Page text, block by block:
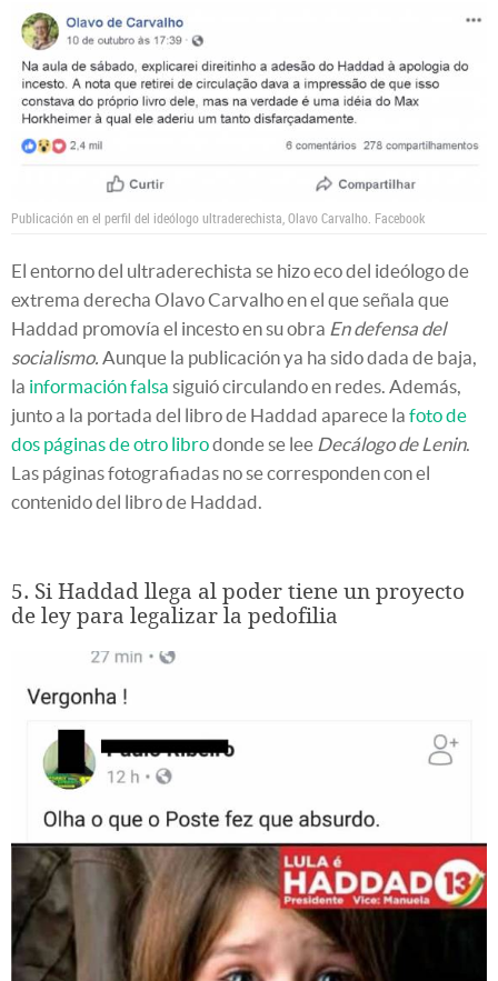
Publicación en el perfil del ideólogo ultraderechista, Olavo Carvalho. Facebook
El entorno del ultraderechista se hizo eco del ideólogo de
extrema derecha Olavo Carvalho en el que señala que
Haddad promovía el incesto en su obra En defensa del
socialismo. Aunque la publicación ya ha sido dada de baja,
la información falsa siguió circulando en redes. Además,
junto a la portada del libro de Haddad aparece la foto de
dos páginas de otro librodonde se lee Decálogo de Lenin.
Las páginas fotografiadas no se corresponden con el
contenido del libro de Haddad.
5. Si Haddad llega al poder tiene un proyecto
de ley para legalizar la pedofilia